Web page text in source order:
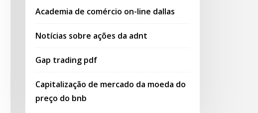
Academia de comércio on-line dallas
Notícias sobre ações da adnt
Gap trading pdf
Capitalização de mercado da moeda do
preço do bnb